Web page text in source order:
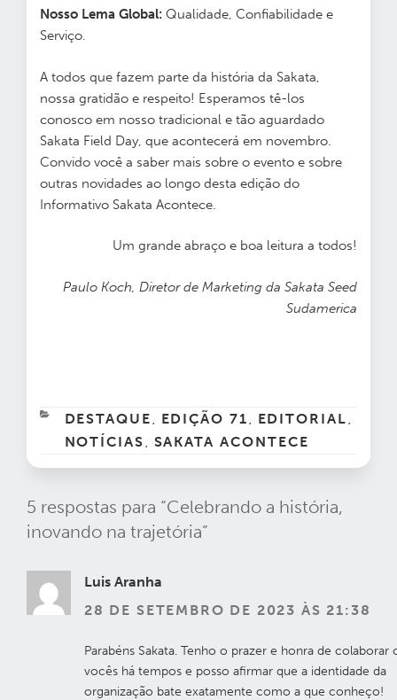
Nosso Lema Global: Qualidade, Confiabilidade e
Serviço.
A todos que fazem parte da história da Sakata,
nossa gratidão e respeito! Esperamos tê-los
conosco em nosso tradicional e tão aguardado
Sakata Field Day, que acontecerá em novembro.
Convido você a saber mais sobre o evento e sobre
outras novidades ao longo desta edição do
Informativo Sakata Acontece.
Um grande abraço e boa leitura a todos!
Paulo Koch, Diretor de Marketing da Sakata Seed
Sudamerica
CATEGORIAS
DESTAQUE EDIÇÃO 71 EDITORIAL
NOTÍCIAS SAKATA ACONTECE
5 respostas para “Celebrando a história,
inovando na trajetória”
Luis Aranha
28 DE SETEMBRO DE 2023 ÀS 21:38
Parabéns Sakata. Tenho o prazer e honra de colaborar
vocês há tempos e posso afirmar que a identidade da
organização bate exatamente como a que conheço!